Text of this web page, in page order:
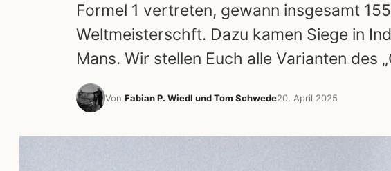
Formel 1 vertreten, gewann insgesamt
Weltmeisterschft. Dazu kamen Siege in
Mans. Wir stellen Euch alle Varianten des
Von Fabian P. Wiedl und Tom Schwede20. April 2025